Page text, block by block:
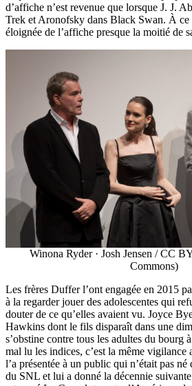
d’affiche n’est revenue que lorsque J. J.
Trek et Aronofsky dans Black Swan. À ce
éloignée de l’affiche presque la moitié de
Winona Ryder · Josh Jensen / CC
Commons)
Les frères Duffer l’ont engagée en 2015
à la regarder jouer des adolescentes qui
douter de ce qu’elles avaient vu. Joyce
Hawkins dont le fils disparaît dans une
s’obstine contre tous les adultes du bourg
mal lu les indices, c’est la même vigilance
l’a présentée à un public qui n’était pas
du SNL et lui a donné la décennie